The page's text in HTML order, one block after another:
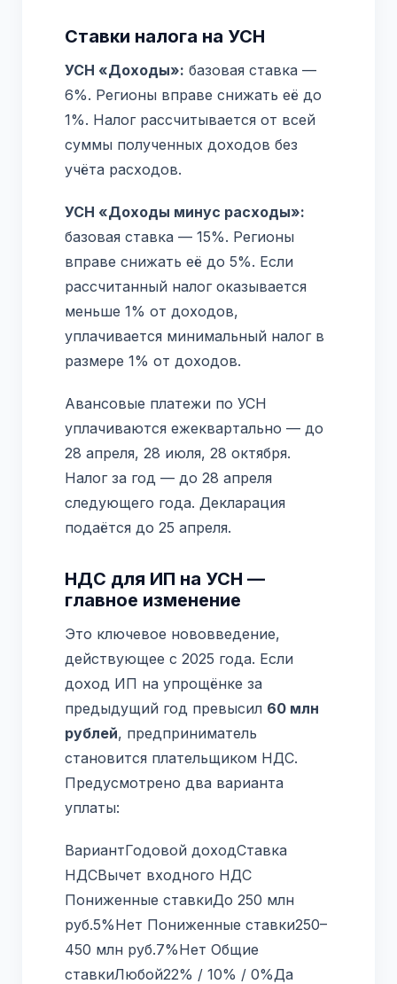
Ставки налога на УСН
УСН «Доходы»: базовая ставка —
6%. Регионы вправе снижать её до
1%. Налог рассчитывается от всей
суммы полученных доходов без
учёта расходов.
УСН «Доходы минус расходы»:
базовая ставка — 15%. Регионы
вправе снижать её до 5%. Если
рассчитанный налог оказывается
меньше 1% от доходов,
уплачивается минимальный налог в
размере 1% от доходов.
Авансовые платежи по УСН
уплачиваются ежеквартально — до
28 апреля, 28 июля, 28 октября.
Налог за год — до 28 апреля
следующего года. Декларация
подаётся до 25 апреля.
НДС для ИП на УСН —
главное изменение
Это ключевое нововведение,
действующее с 2025 года. Если
доход ИП на упрощёнке за
предыдущий год превысил 60 млн
рублей, предприниматель
становится плательщиком НДС.
Предусмотрено два варианта
уплаты:
ВариантГодовой доходСтавка
НДСВычет входного НДС
Пониженные ставкиДо 250 млн
руб.5%Нет Пониженные ставки250–
450 млн руб.7%Нет Общие
ставкиЛюбой22% / 10% / 0%Да